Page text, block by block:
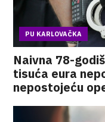
PU KARLOVAČKA
Naivna 78-
tisuća eura
nepostojeću